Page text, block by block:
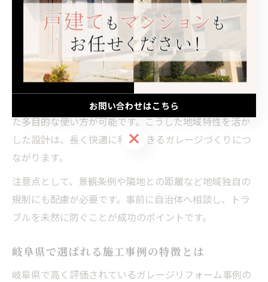
を意識したガレージリフォームが求められます。例え
ば、周囲の家並みに合わせた外観デザインや、地元産の
素材を活用した施工が好まれています。これにより、地
域に溶け込む美しい仕上がりが実現します。
また、家庭菜園や物置スペースとガレージを一体化させ
るリフォーム事例も増えており、生活スタイルに合わせ
た多目的な使い方が可能です。こうした地域特性を活か
した設計は、長く快適に利用できるガレージづくりにつ
ながります。
注意点として、景観条例や隣地との距離など地域独自の
規制にも配慮が必要です。事前に自治体へ相談し、トラ
ブルを未然に防ぐことが成功のポイントです。
岐阜県で選ばれる施工事例の特徴とは
岐阜県で高く評価されているガレージリフォーム事例の
お問い合わせはこちら
お問い合わせはこちら